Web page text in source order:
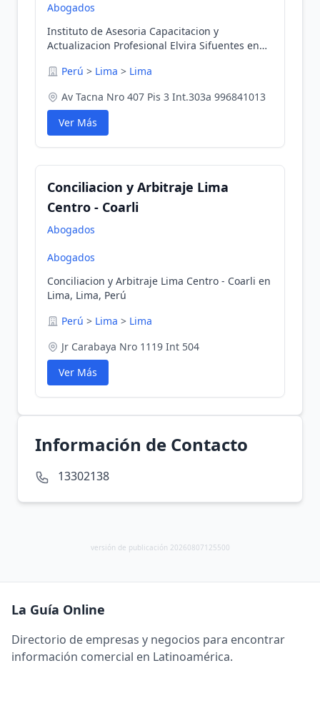
Abogados
Instituto de Asesoria Capacitacion y
Actualizacion Profesional Elvira Sifuentes en
Perú > Lima > Lima
Av Tacna Nro 407 Pis 3 Int.303a 996841013
Ver Más
Conciliacion y Arbitraje Lima
Centro - Coarli
Abogados
Abogados
Conciliacion y Arbitraje Lima Centro - Coarli en
Lima, Lima, Perú
Perú > Lima > Lima
Jr Carabaya Nro 1119 Int 504
Ver Más
Información de Contacto
13302138
versión de publicación 20260807125500
La Guía Online
Directorio de empresas y negocios para encontrar
información comercial en Latinoamérica.